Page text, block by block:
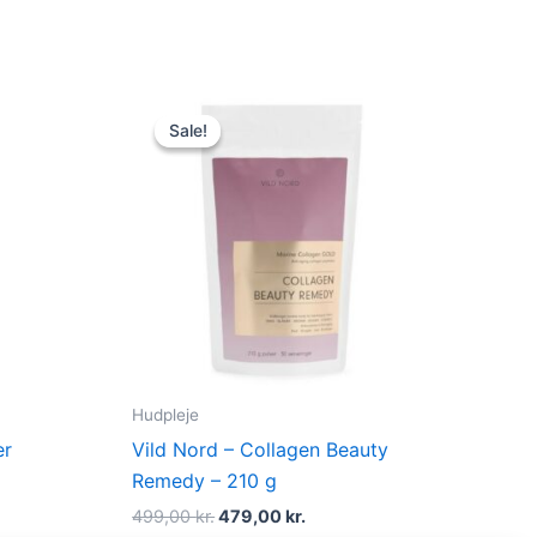
Sale!
Sale!
Hudpleje
Vild Nord – Collagen Beauty
Remedy – 210 g
499,00kr.
price
was:
499,00 kr..
479,00kr.
479,00 kr..